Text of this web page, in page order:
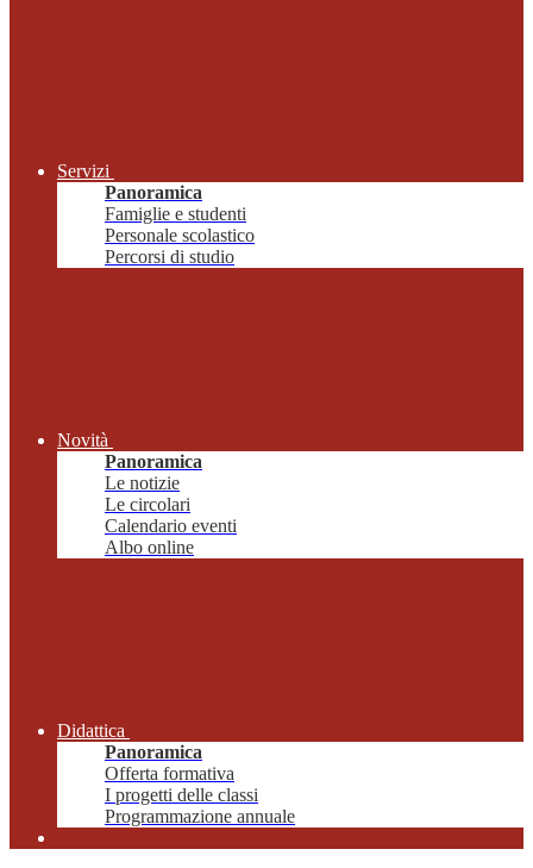
Servizi
Panoramica
Famiglie e studenti
Personale scolastico
Percorsi di studio
Novità
Panoramica
Le notizie
Le circolari
Calendario eventi
Albo online
Didattica
Panoramica
Offerta formativa
I progetti delle classi
Programmazione annuale